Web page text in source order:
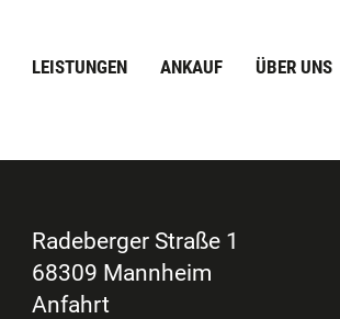
LEISTUNGEN ANKAUF ÜBER UNS
Radeberger Straße 1
68309 Mannheim
Anfahrt